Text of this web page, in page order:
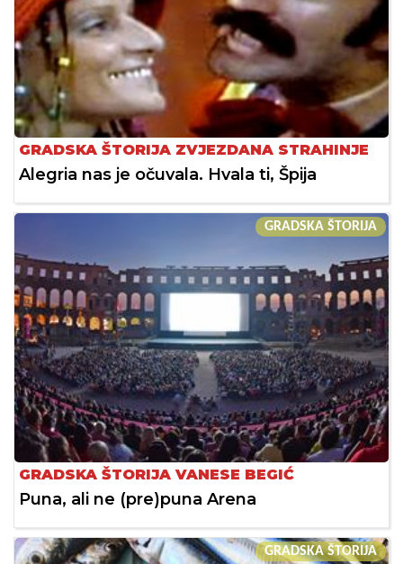
GRADSKA ŠTORIJA ZVJEZDANA STRAHINJE
Alegria nas je očuvala. Hvala ti, Špija
GRADSKA ŠTORIJA
GRADSKA ŠTORIJA VANESE BEGIĆ
Puna, ali ne (pre)puna Arena
GRADSKA ŠTORIJA